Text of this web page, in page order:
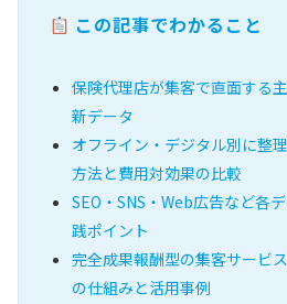
この記事でわかること
保険代理店が集客で直面する
新データ
オフライン・デジタル別に整
方法と費用対効果の比較
SEO・SNS・Web広告など各
践ポイント
完全成果報酬型の集客サービ
の仕組みと活用事例